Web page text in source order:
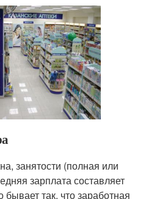
занятости (полная или
зарплата составляет
так, что заработная